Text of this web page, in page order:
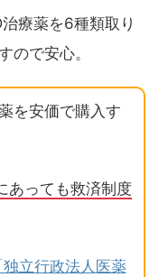
療薬を6種類取り
ので安心。
を安価で購入す
あっても救済制度
立行政法人医薬